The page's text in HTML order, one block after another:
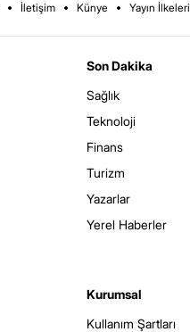
İletişim Künye Yayın İlkeleri
Son Dakika
Sağlık
Teknoloji
Finans
Turizm
Yazarlar
Yerel Haberler
Kurumsal
Kullanım Şartları